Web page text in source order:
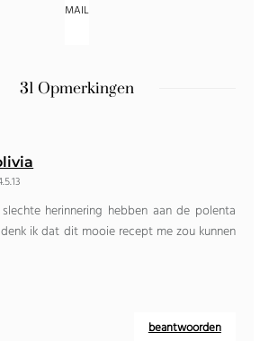
31 Opmerkingen
herinnering hebben aan de polenta
ik dat dit mooie recept me zou kunnen
beantwoorden